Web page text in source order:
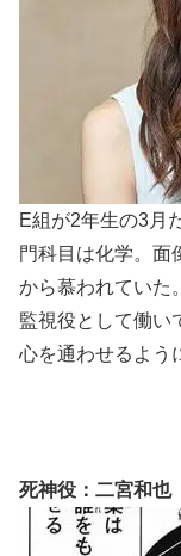
E組が2年生の3月
門科目は化学。面
から慕われていた
監視役として働い
心を通わせるよう
死神役：二宮和也